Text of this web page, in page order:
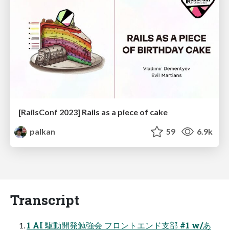
[RailsConf 2023] Rails as a piece of cake
palkan
59 6.9k
Transcript
1 AI 駆動開発勉強会 フロントエンド支部 #1 w/あ